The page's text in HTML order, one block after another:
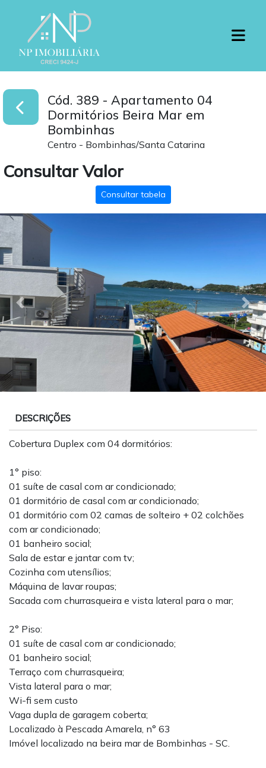
Cód. 389 - Apartamento 04
Dormitórios Beira Mar em
Bombinhas
Centro - Bombinhas/Santa Catarina
Consultar Valor
Consultar tabela
Previous Next
DESCRIÇÕES
Cobertura Duplex com 04 dormitórios:
1° piso:
01 suíte de casal com ar condicionado;
01 dormitório de casal com ar condicionado;
01 dormitório com 02 camas de solteiro + 02 colchões
com ar condicionado;
01 banheiro social;
Sala de estar e jantar com tv;
Cozinha com utensílios;
Máquina de lavar roupas;
Sacada com churrasqueira e vista lateral para o mar;
2° Piso:
01 suíte de casal com ar condicionado;
01 banheiro social;
Terraço com churrasqueira;
Vista lateral para o mar;
Wi-fi sem custo
Vaga dupla de garagem coberta;
Localizado à Pescada Amarela, n° 63
Imóvel localizado na beira mar de Bombinhas - SC.